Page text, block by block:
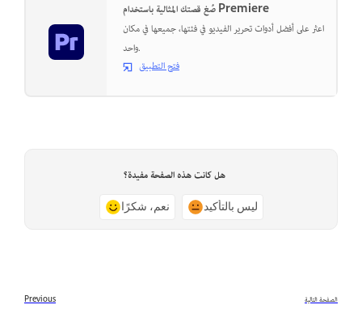
صُغ قصتك المثالية باستخدام Premiere
اعثر على أفضل أدوات تحرير الفيديو في فئتها، جميعها في مكان
واحد.
فتح التطبيق
هل كانت هذه الصفحة مفيدة؟
نعم، شكرًا ليس بالتأكيد
Previous الصفحة التالية